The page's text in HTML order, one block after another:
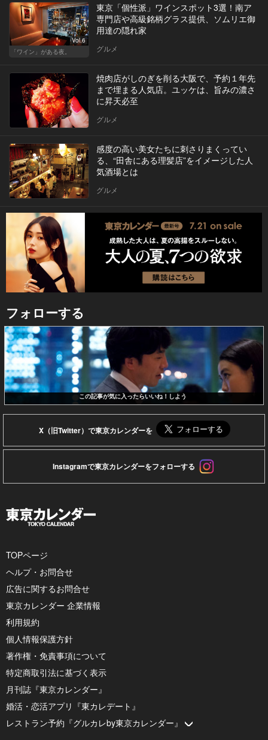
Vol.6
「ワイン」がある夜。
東京「個性派」ワインスポット3選！南ア
専門店や高級銘柄グラス提供、ソムリエ御
用達の隠れ家
グルメ
焼肉店がしのぎを削る大阪で、予約１年先
まで埋まる人気店。ユッケは、旨みの濃さ
に昇天必至
グルメ
感度の高い美女たちに刺さりまくってい
る、“田舎にある理髪店”をイメージした人
気酒場とは
グルメ
フォローする
この記事が気に入ったらいいね！しよう
X（旧Twitter）で東京カレンダーを
Instagramで東京カレンダーをフォローする
TOPページ
ヘルプ・お問合せ
広告に関するお問合せ
東京カレンダー 企業情報
利用規約
個人情報保護方針
著作権・免責事項について
特定商取引法に基づく表示
月刊誌『東京カレンダー』
婚活・恋活アプリ『東カレデート』
レストラン予約『グルカレby東京カレンダー』